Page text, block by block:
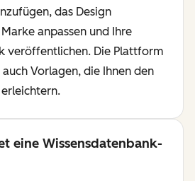
das Design
anpassen und Ihre
veröffentlichen. Die Plattform
Vorlagen, die Ihnen den
eine Wissensdatenbank-